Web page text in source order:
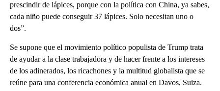
prescindir de lápices, porque con la política con China, ya sabes,
cada niño puede conseguir 37 lápices. Solo necesitan uno o
dos”.
Se supone que el movimiento político populista de Trump trata
de ayudar a la clase trabajadora y de hacer frente a los intereses
de los adinerados, los ricachones y la multitud globalista que se
reúne para una conferencia económica anual en Davos, Suiza.